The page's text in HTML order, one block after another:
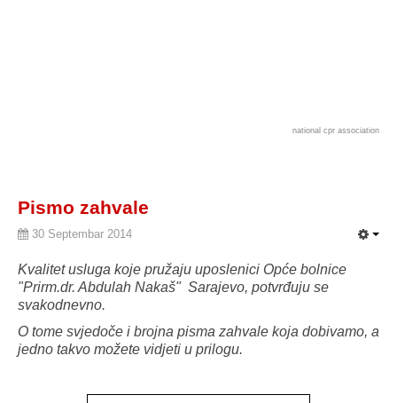
national cpr association
Pismo zahvale
30 Septembar 2014
Kvalitet usluga koje pružaju uposlenici Opće bolnice
"Prirm.dr. Abdulah Nakaš" Sarajevo, potvrđuju se
svakodnevno.
O tome svjedoče i brojna pisma zahvale koja dobivamo, a
jedno takvo možete vidjeti u prilogu.